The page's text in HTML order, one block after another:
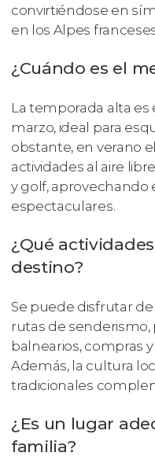
convirtiéndose en
en los Alpes
¿Cuándo es el
La temporada alta es
marzo, ideal para
obstante, en verano
actividades al aire
y golf, aprovechando
espectaculares.
¿Qué
destino?
Se puede disfrutar
rutas de senderismo,
balnearios, compras
Además, la cultura
tradicionales
¿Es un lugar
familia?